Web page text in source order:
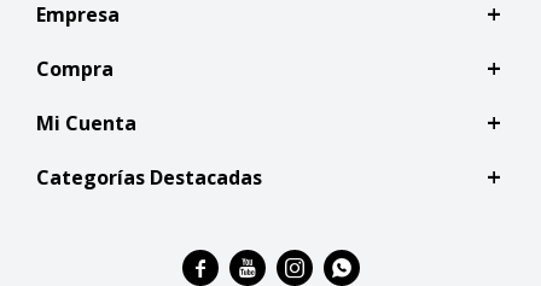
Empresa
Compra
Mi Cuenta
Categorías Destacadas
   